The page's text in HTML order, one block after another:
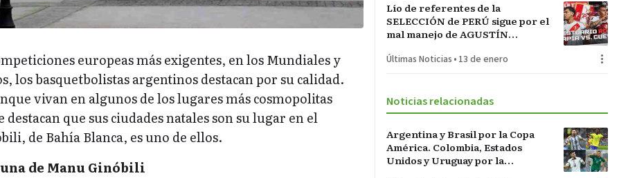
europeas más exigentes, en los Mundiales y
los basquetbolistas argentinos destacan por su calidad.
vivan en algunos de los lugares más cosmopolitas
que sus ciudades natales son su lugar en el
de Bahía Blanca, es uno de ellos.
de Manu Ginóbili
Lío de referentes de la
SELECCIÓN de PERÚ sigue por el
mal manejo de AGUSTÍN
FEDERACIÓN PERUANA de
Últimas Noticias • 13 de enero
Noticias relacionadas
Argentina y Brasil por la Copa
América. Colombia, Estados
Unidos y Uruguay por la